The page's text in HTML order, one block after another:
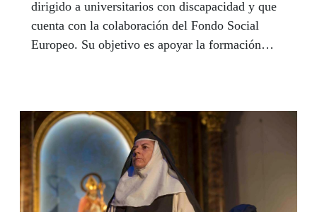
dirigido a universitarios con discapacidad y que
cuenta con la colaboración del Fondo Social
Europeo. Su objetivo es apoyar la formación
técnicos y altamente cualificados, en el marco
del Programa Operativo del FSE de Inclusión
Social y Economía Social 2014-2020. El plazo
de presentación de solicitudes concluye el
próximo 30 de septiembre.